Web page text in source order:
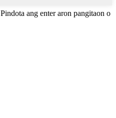
Pindota ang enter aron pangitaon o